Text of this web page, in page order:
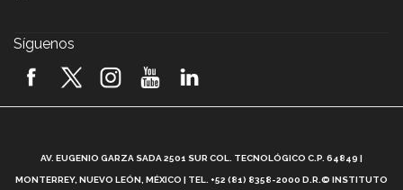
2026! (video)
¿Cómo es el Modelo Educativo Tec? (video)
Síguenos
AV. EUGENIO GARZA SADA 2501 SUR COL. TECNOLÓGICO C.P. 64849 |
MONTERREY, NUEVO LEÓN, MÉXICO | TEL. +52 (81) 8358-2000 D.R.© INSTITUTO